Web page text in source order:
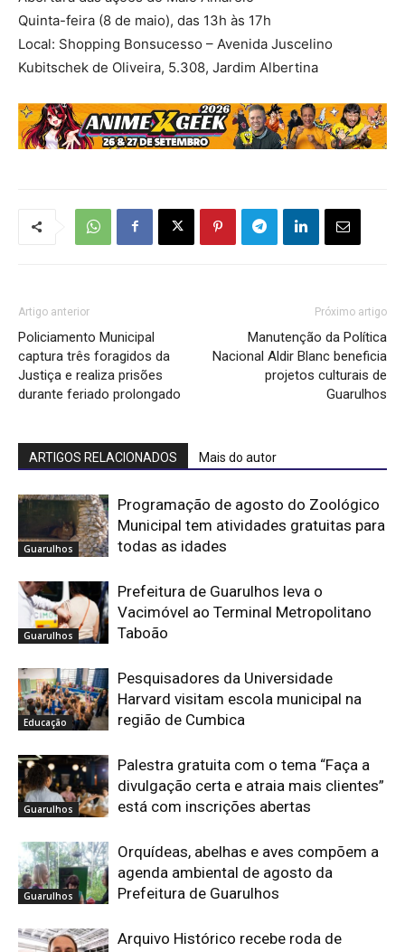
Quinta-feira (8 de maio), das 13h às 17h
Local: Shopping Bonsucesso – Avenida Juscelino
Kubitschek de Oliveira, 5.308, Jardim Albertina
Artigo anterior
Policiamento Municipal
captura três foragidos da
Justiça e realiza prisões
durante feriado prolongado
Próximo artigo
Manutenção da Política
Nacional Aldir Blanc beneficia
projetos culturais de
Guarulhos
ARTIGOS RELACIONADOS Mais do autor
Guarulhos
Programação de agosto do Zoológico
Municipal tem atividades gratuitas para
todas as idades
Guarulhos
Prefeitura de Guarulhos leva o
Vacimóvel ao Terminal Metropolitano
Taboão
Educação
Pesquisadores da Universidade
Harvard visitam escola municipal na
região de Cumbica
Guarulhos
Palestra gratuita com o tema “Faça a
divulgação certa e atraia mais clientes”
está com inscrições abertas
Guarulhos
Orquídeas, abelhas e aves compõem a
agenda ambiental de agosto da
Prefeitura de Guarulhos
Arquivo Histórico recebe roda de